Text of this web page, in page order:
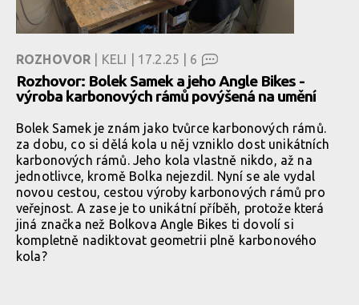
ROZHOVOR | KELI | 17.2.25 | 6
Rozhovor: Bolek Samek a jeho Angle Bikes -
výroba karbonových rámů povýšená na umění
Bolek Samek je znám jako tvůrce karbonových rámů.
za dobu, co si dělá kola u něj vzniklo dost unikátních
karbonových rámů. Jeho kola vlastně nikdo, až na
jednotlivce, kromě Bolka nejezdil. Nyní se ale vydal
novou cestou, cestou výroby karbonových rámů pro
veřejnost. A zase je to unikátní příběh, protože která
jiná značka než Bolkova Angle Bikes ti dovolí si
kompletně nadiktovat geometrii plně karbonového
kola?